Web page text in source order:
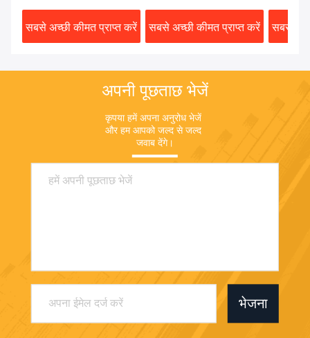
सबसे अच्छी कीमत प्राप्त करें सबसे अच्छी कीमत प्राप्त करें सबसे
अपनी पूछताछ भेजें
कृपया हमें अपना अनुरोध भेजें
और हम आपको जल्द से जल्द
जवाब देंगे।
भेजना